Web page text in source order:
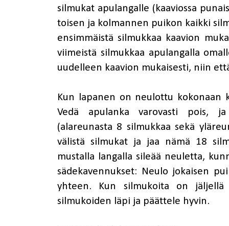
silmukat apulangalle (kaaviossa
toisen ja kolmannen puikon kaikki
ensimmäistä silmukkaa kaavion
viimeistä silmukkaa apulangalla
uudelleen kaavion mukaisesti, niin
Kun lapanen on neulottu kokonaan
Vedä apulanka varovasti pois,
(alareunasta 8 silmukkaa sekä
välistä silmukat ja jaa nämä 18
mustalla langalla sileää neuletta,
sädekavennukset: Neulo jokaisen
yhteen. Kun silmukoita on
silmukoiden läpi ja päättele hyvin.